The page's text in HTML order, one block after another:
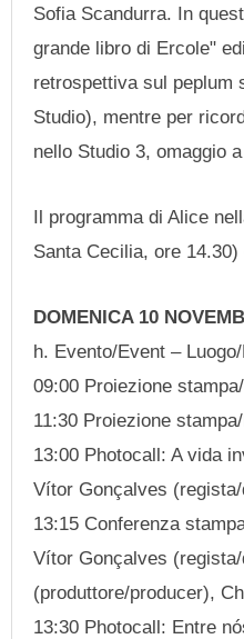
Sofia Scandurra. In
grande libro di Ercole"
retrospettiva sul peplum
Studio), mentre per
nello Studio 3, omaggio
Il programma di Alice
Santa Cecilia, ore
DOMENICA 10
h. Evento/Event –
09:00 Proiezione
11:30 Proiezione
13:00 Photocall: A vida
Vítor Gonçalves
13:15 Conferenza
Vítor Gonçalves
(produttore/producer),
13:30 Photocall: Entre